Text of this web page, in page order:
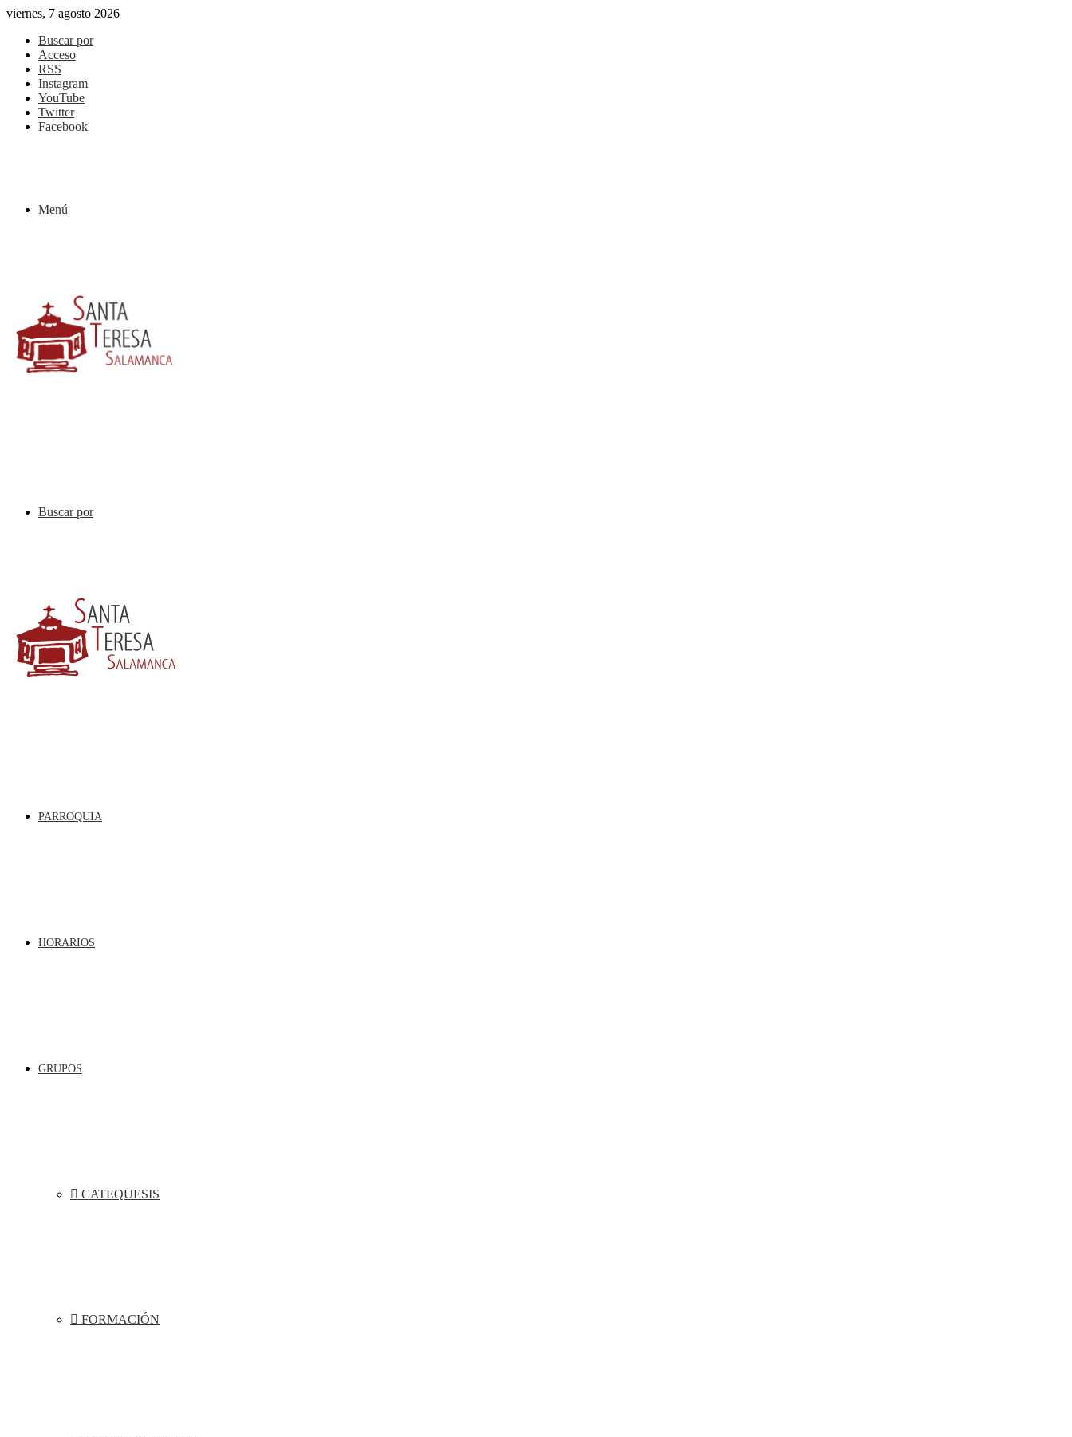
viernes, 7 agosto 2026
Buscar por
Acceso
RSS
Instagram
YouTube
Twitter
Facebook
Menú
Buscar por
PARROQUIA
HORARIOS
GRUPOS
CATEQUESIS
FORMACIÓN